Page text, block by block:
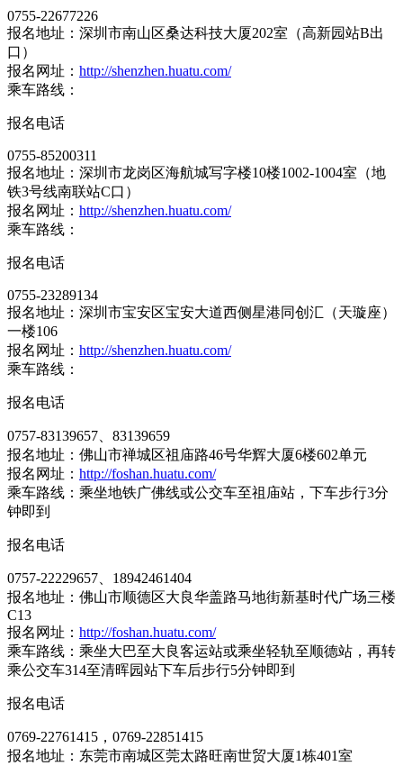
0755-22677226
报名地址：深圳市南山区桑达科技大厦202室（高新园站B出
口）
报名网址： http://shenzhen.huatu.com/
乘车路线：
报名电话
0755-85200311
报名地址：深圳市龙岗区海航城写字楼10楼1002-1004室（地
铁3号线南联站C口）
报名网址： http://shenzhen.huatu.com/
乘车路线：
报名电话
0755-23289134
报名地址：深圳市宝安区宝安大道西侧星港同创汇（天璇座）
一楼106
报名网址： http://shenzhen.huatu.com/
乘车路线：
报名电话
0757-83139657、83139659
报名地址：佛山市禅城区祖庙路46号华辉大厦6楼602单元
报名网址： http://foshan.huatu.com/
乘车路线：乘坐地铁广佛线或公交车至祖庙站，下车步行3分
钟即到
报名电话
0757-22229657、18942461404
报名地址：佛山市顺德区大良华盖路马地街新基时代广场三楼
C13
报名网址： http://foshan.huatu.com/
乘车路线：乘坐大巴至大良客运站或乘坐轻轨至顺德站，再转
乘公交车314至清晖园站下车后步行5分钟即到
报名电话
0769-22761415，0769-22851415
报名地址：东莞市南城区莞太路旺南世贸大厦1栋401室